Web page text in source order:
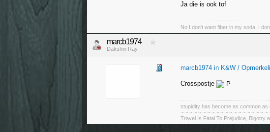
Ja die is ook tof
No I don't want fiber in my soda. I
marcb1974
Dakshin Ray
marcb1974 in K&W /
Crosspostje
stupidity has become as common
~ ~ ~ ~ ~ ~ ~ ~ ~ ~ ~ ~ ~ ~ ~ ~ ~ ~ ~ ~
Travel Is Fatal To Prejudice, Bigotry